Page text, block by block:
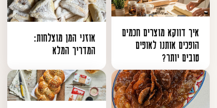
איך דווקא מוצרים חכמים
הופכים אותנו לאופים
טובים יותר?
אוזני המן מוצלחות:
המדריך המלא